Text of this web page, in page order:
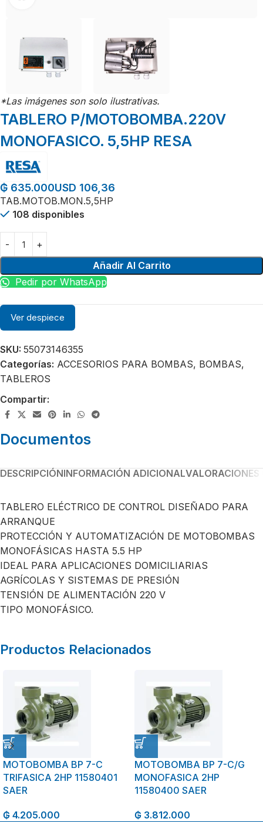
*Las imágenes son solo ilustrativas.
TABLERO P/MOTOBOMBA.220V
MONOFASICO. 5,5HP RESA
₲ 635.000USD 106,36
TAB.MOTOB.MON.5,5HP
108 disponibles
Añadir Al Carrito
Pedir por WhatsApp
Ver despiece
SKU: 55073146355
Categorías: ACCESORIOS PARA BOMBAS, BOMBAS,
TABLEROS
Compartir:
Documentos
DESCRIPCIÓNINFORMACIÓN ADICIONAL
TABLERO ELÉCTRICO DE CONTROL DISEÑADO PARA
ARRANQUE
PROTECCIÓN Y AUTOMATIZACIÓN DE MOTOBOMBAS
MONOFÁSICAS HASTA 5.5 HP
IDEAL PARA APLICACIONES DOMICILIARIAS
AGRÍCOLAS Y SISTEMAS DE PRESIÓN
TENSIÓN DE ALIMENTACIÓN 220 V
TIPO MONOFÁSICO.
Productos Relacionados
MOTOBOMBA BP 7-C
TRIFASICA 2HP 11580401
SAER
₲ 4.205.000
MOTOBOMBA BP 7-C/G
MONOFASICA 2HP
11580400 SAER
₲ 3.812.000